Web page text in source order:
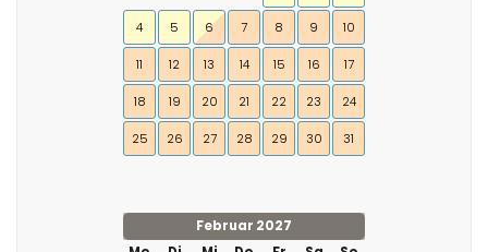
4 5 6 7 8 9 10
11 12 13 14 15 16 17
18 19 20 21 22 23 24
25 26 27 28 29 30 31
Februar 2027